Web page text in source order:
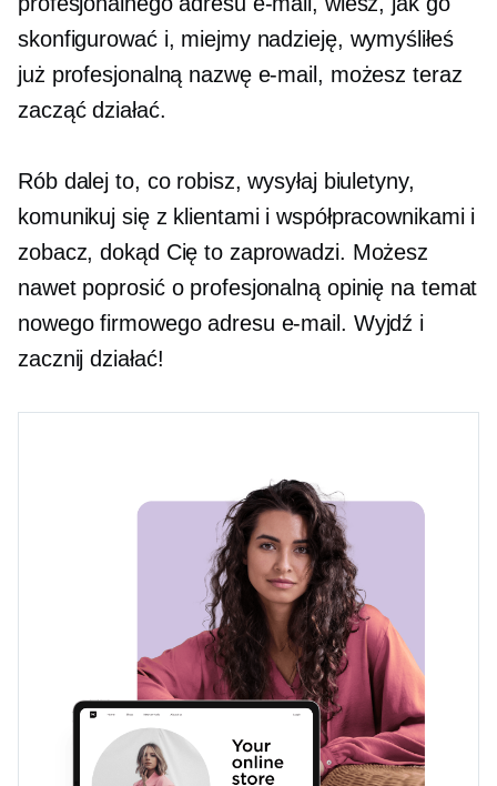
skonfigurować i, miejmy nadzieję, wymyśliłeś
już profesjonalną nazwę e-mail, możesz teraz
zacząć działać.
Rób dalej to, co robisz, wysyłaj biuletyny,
komunikuj się z klientami i współpracownikami i
zobacz, dokąd Cię to zaprowadzi. Możesz
nawet poprosić o profesjonalną opinię na temat
nowego firmowego adresu e-mail. Wyjdź i
zacznij działać!